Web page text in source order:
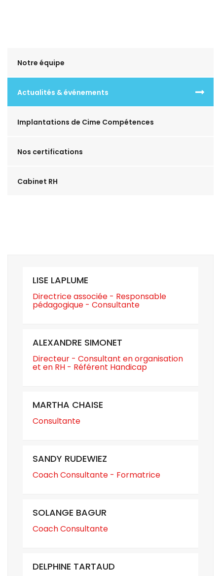
Notre équipe
Actualités & événements
Implantations de Cime Compétences
Nos certifications
Cabinet RH
LISE LAPLUME
Directrice associée - Responsable
pédagogique - Consultante
ALEXANDRE SIMONET
Directeur - Consultant en organisation
et en RH - Référent Handicap
MARTHA CHAISE
Consultante
SANDY RUDEWIEZ
Coach Consultante - Formatrice
SOLANGE BAGUR
Coach Consultante
DELPHINE TARTAUD